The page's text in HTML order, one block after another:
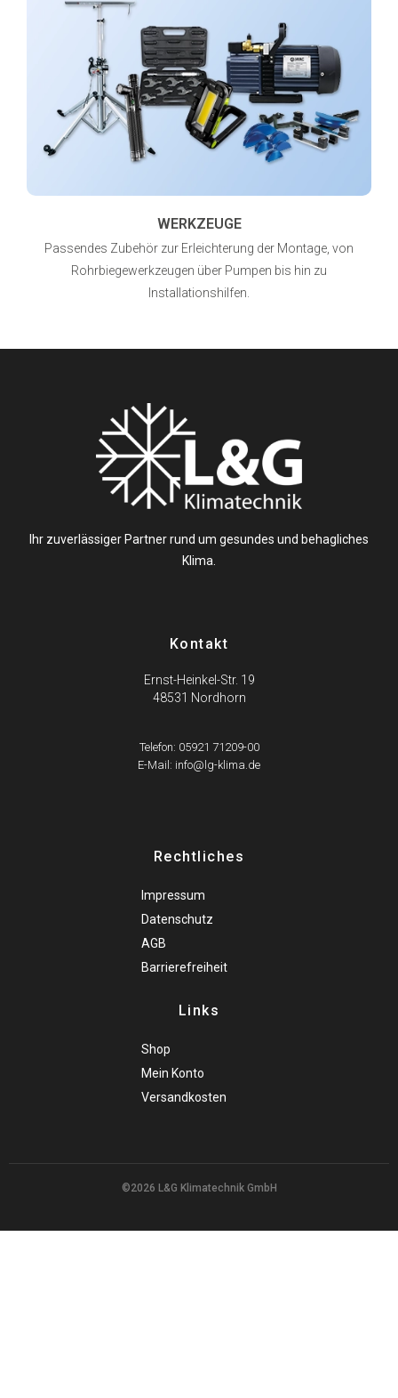
WERKZEUGE
Passendes Zubehör zur Erleichterung der Montage, von
Rohrbiegewerkzeugen über Pumpen bis hin zu
Installationshilfen.
Ihr zuverlässiger Partner rund um gesundes und behagliches
Klima.
Kontakt
Ernst-Heinkel-Str. 19
48531 Nordhorn
Telefon: 05921 71209-00
E-Mail: info@lg-klima.de
Rechtliches
Impressum
Datenschutz
AGB
Barrierefreiheit
Links
Shop
Mein Konto
Versandkosten
©2026 L&G Klimatechnik GmbH